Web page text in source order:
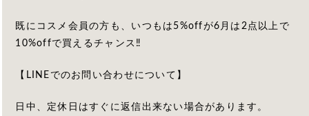
既にコスメ会員の方も、いつもは5%offが6月は2点以上で
10%offで買えるチャンス‼️
【LINEでのお問い合わせについて】
日中、定休日はすぐに返信出来ない場合があります。